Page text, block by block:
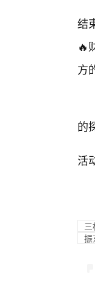
结
🔥
方
的
活
振